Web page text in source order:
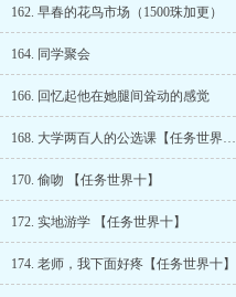
162. 早春的花鸟市场（1500珠加更）
164. 同学聚会
166. 回忆起他在她腿间耸动的感觉
168. 大学两百人的公选课【任务世界十】
170. 偷吻 【任务世界十】
172. 实地游学 【任务世界十】
174. 老师，我下面好疼【任务世界十】